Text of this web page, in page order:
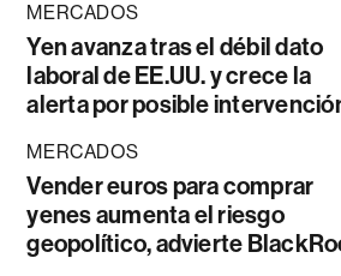
MERCADOS
Yen avanza tras el débil dato
laboral de EE.UU. y crece la
alerta por posible
MERCADOS
Vender euros para comprar
yenes aumenta el riesgo
geopolítico, advierte